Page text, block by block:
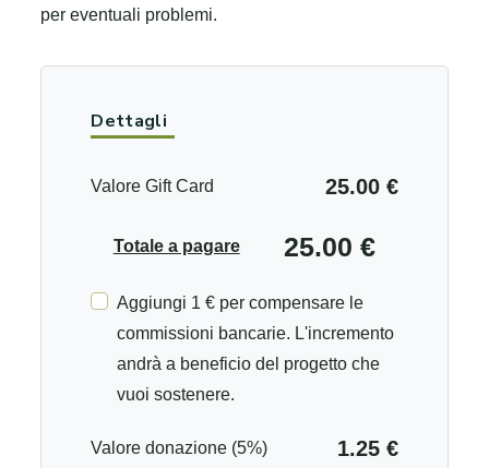
per eventuali problemi.
Dettagli
Valore Gift Card 25.00 €
Totale a pagare 25.00 €
Aggiungi 1 € per compensare le
commissioni bancarie. L'incremento
andrà a beneficio del progetto che
vuoi sostenere.
Valore donazione (5%) 1.25 €